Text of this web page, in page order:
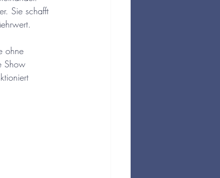
Sie schafft
ohne
Show